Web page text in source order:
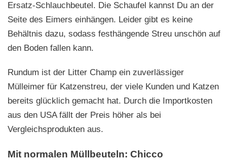
Ersatz-Schlauchbeutel. Die Schaufel kannst Du an der
Seite des Eimers einhängen. Leider gibt es keine
Behältnis dazu, sodass festhängende Streu unschön auf
den Boden fallen kann.
Rundum ist der Litter Champ ein zuverlässiger
Mülleimer für Katzenstreu, der viele Kunden und Katzen
bereits glücklich gemacht hat. Durch die Importkosten
aus den USA fällt der Preis höher als bei
Vergleichsprodukten aus.
Mit normalen Müllbeuteln: Chicco